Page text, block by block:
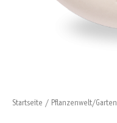
Startseite / Pflanzenwelt/Garten